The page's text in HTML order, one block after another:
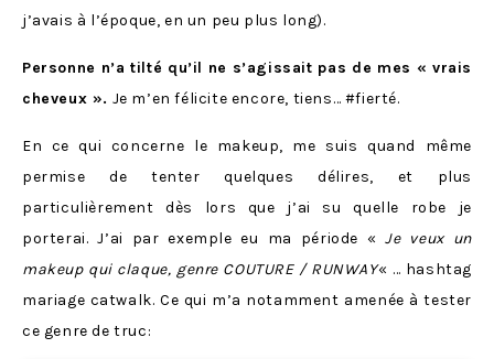
j’avais à l’époque, en un peu plus long).
Personne n’a tilté qu’il ne s’agissait pas de mes « vrais
cheveux ». Je m’en félicite encore, tiens… #fierté.
En ce qui concerne le makeup, me suis quand même
permise de tenter quelques délires, et plus
particulièrement dès lors que j’ai su quelle robe je
porterai. J’ai par exemple eu ma période «Je veux un
makeup qui claque, genre COUTURE / RUNWAY« … hashtag
mariage catwalk. Ce qui m’a notamment amenée à tester
ce genre de truc: